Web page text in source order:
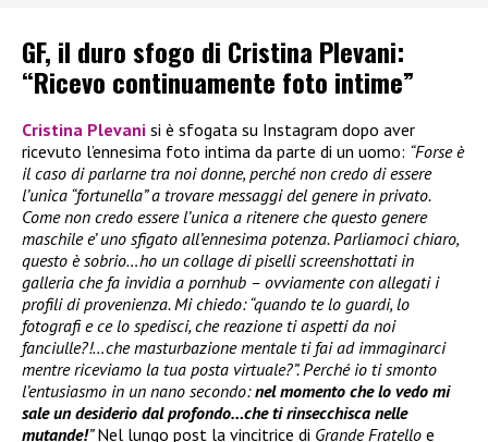
GF, il duro sfogo di Cristina Plevani:
“Ricevo continuamente foto intime”
Cristina Plevani si è sfogata su Instagram dopo aver
ricevuto l’ennesima foto intima da parte di un uomo: “Forse è
il caso di parlarne tra noi donne, perché non credo di essere
l’unica “fortunella” a trovare messaggi del genere in privato.
Come non credo essere l’unica a ritenere che questo genere
maschile e’ uno sfigato all’ennesima potenza. Parliamoci chiaro,
questo è sobrio…ho un collage di piselli screenshottati in
galleria che fa invidia a pornhub – ovviamente con allegati i
profili di provenienza. Mi chiedo: “quando te lo guardi, lo
fotografi e ce lo spedisci, che reazione ti aspetti da noi
fanciulle?!…che masturbazione mentale ti fai ad immaginarci
mentre riceviamo la tua posta virtuale?”. Perché io ti smonto
l’entusiasmo in un nano secondo:nel momento che lo vedo mi
sale un desiderio dal profondo…che ti rinsecchisca nelle
mutande!”Nel lungo post la vincitrice di Grande Fratello e